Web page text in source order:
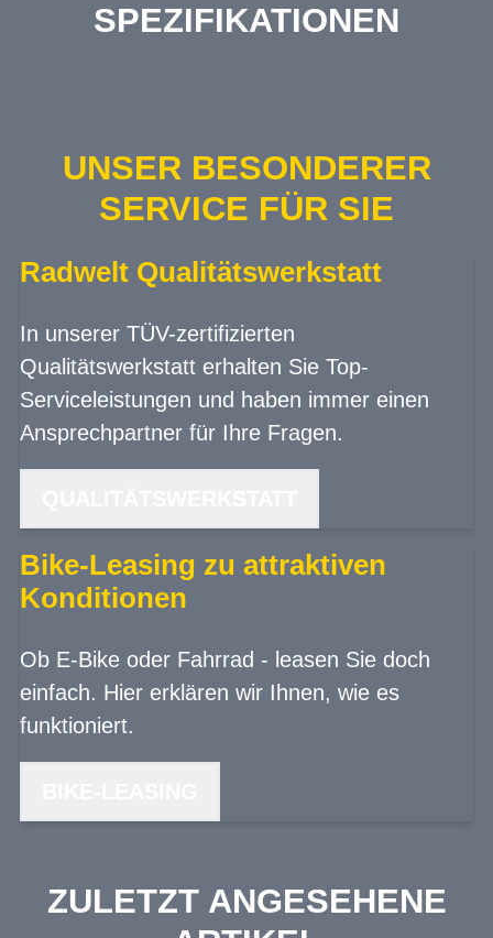
SPEZIFIKATIONEN
UNSER BESONDERER
SERVICE FÜR SIE
Radwelt Qualitätswerkstatt
In unserer TÜV-zertifizierten
Qualitätswerkstatt erhalten Sie Top-
Serviceleistungen und haben immer einen
Ansprechpartner für Ihre Fragen.
Bike-Leasing zu attraktiven
Konditionen
Ob E-Bike oder Fahrrad - leasen Sie doch
einfach. Hier erklären wir Ihnen, wie es
funktioniert.
ZULETZT ANGESEHENE